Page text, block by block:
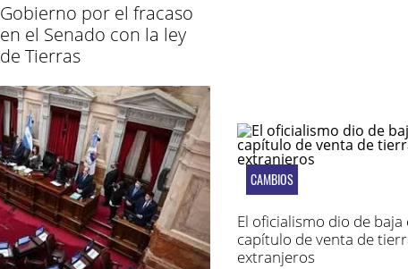
Gobierno por el fracaso
en el Senado con la ley
de Tierras
CAMBIOS
El oficialismo dio de baja
capítulo de venta de
extranjeros